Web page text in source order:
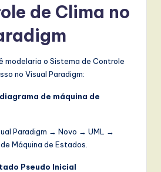
de Clima no
modelaria o Sistema de Controle
no Visual Paradigm:
de máquina de
Paradigm → Novo → UML →
Máquina de Estados.
Pseudo Inicial